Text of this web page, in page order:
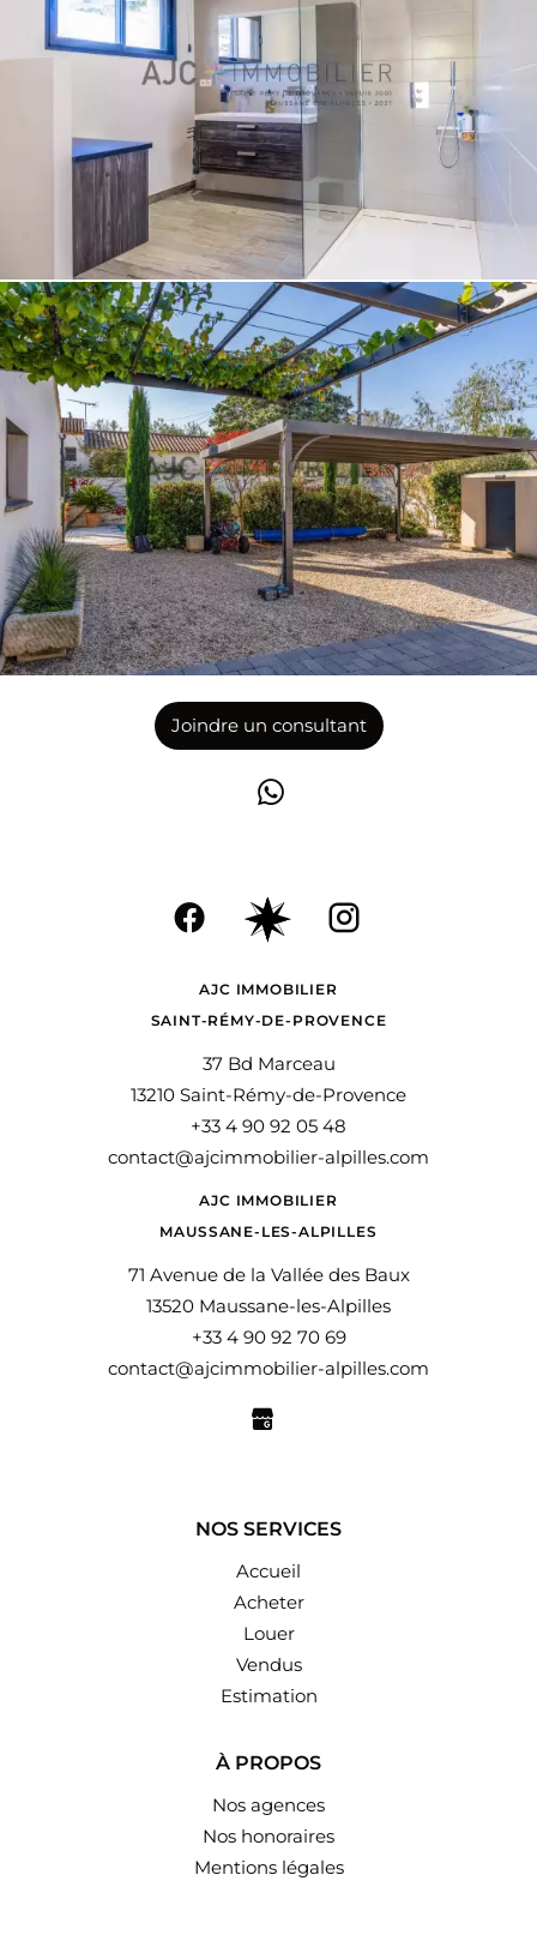
Joindre un consultant
AJC IMMOBILIER
SAINT-RÉMY-DE-PROVENCE
37 Bd Marceau
13210 Saint-Rémy-de-Provence
+33 4 90 92 05 48
contact@ajcimmobilier-alpilles.com
AJC IMMOBILIER
MAUSSANE-LES-ALPILLES
71 Avenue de la Vallée des Baux
13520 Maussane-les-Alpilles
+33 4 90 92 70 69
contact@ajcimmobilier-alpilles.com
NOS SERVICES
Accueil
Acheter
Louer
Vendus
Estimation
À PROPOS
Nos agences
Nos honoraires
Mentions légales